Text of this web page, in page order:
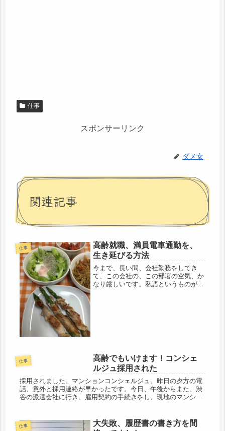
仕事
スポンサーリンク
ダメ女
関連記事
仕事
高齢就職、満員電車通勤を、
生き延びる方法
今まで、長い間、会社勤務をしてき
て、この会社の、この部署の空気、か
なり厳しいです。私語というものが全
仕事
高齢でもいけます！コンシェ
ルジュ採用された
採用されました。マンションコンシェルジュ。昨日の夕方の電
話、意外と採用連絡が早かったです。今日、午後からまた、渋
谷の派遣会社に行き、雇用契約の手続きをし、現地のマンショ
仕事
大失敗、履歴書の書き方を間